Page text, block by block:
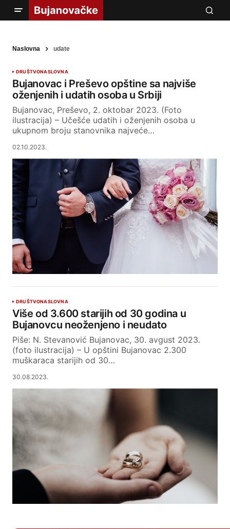
Naslovna udate
DRUŠTVONASLOVNA
Bujanovac i Preševo opštine sa najviše
oženjenih i udatih osoba u Srbiji
Bujanovac, Preševo, 2. oktobar 2023. (Foto
ilustracija) – Učešće udatih i oženjenih osoba u
ukupnom broju stanovnika najveće…
02.10.2023.
DRUŠTVONASLOVNA
Više od 3.600 starijih od 30 godina u
Bujanovcu neoženjeno i neudato
Piše: N. Stevanović Bujanovac, 30. avgust 2023.
(foto ilustracija) – U opštini Bujanovac 2.300
muškaraca starijih od 30…
30.08.2023.